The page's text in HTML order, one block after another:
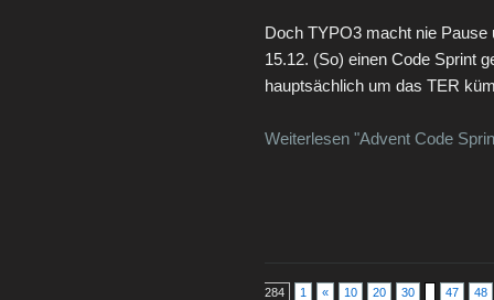
Doch TYPO3 macht nie
15.12. (So) einen Code Sprint
hauptsächlich um das TER
Weiterlesen "Advent Code
284 1 « 10 20 30 47 48